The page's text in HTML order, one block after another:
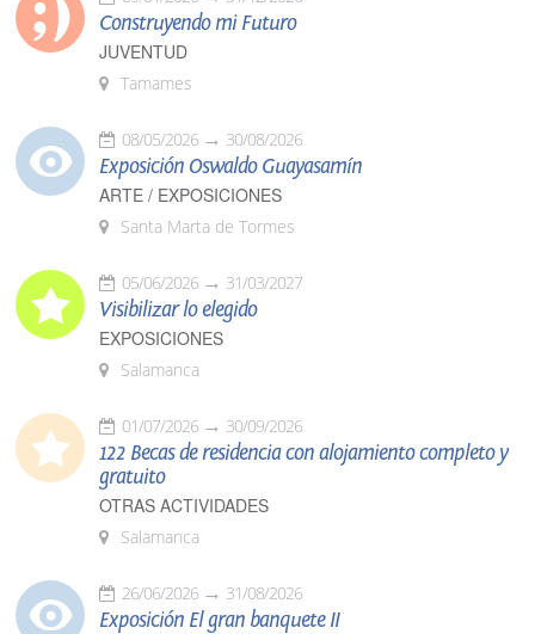
Construyendo mi Futuro
JUVENTUD
Tamames
08/05/2026 30/08/2026
Exposición Oswaldo Guayasamín
ARTE / EXPOSICIONES
Santa Marta de Tormes
05/06/2026 31/03/2027
Visibilizar lo elegido
EXPOSICIONES
Salamanca
01/07/2026 30/09/2026
122 Becas de residencia con alojamiento completo y
gratuito
OTRAS ACTIVIDADES
Salamanca
26/06/2026 31/08/2026
Exposición El gran banquete II